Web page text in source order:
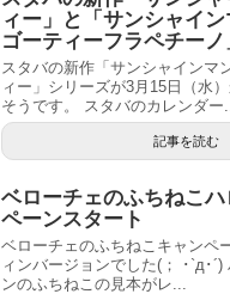
ィー」と「サンシャイ
ゴーティーフラペチーノ
スタバの新作「サンシャインマ
ィー」シリーズが3月15日（水
そうです。 スタバのカレンダー...
記事を読む
ベローチェのふちねこ
ペーンスタート
ベローチェのふちねこキャンペ
ィンバージョンでした(； ･`д･´)
ンのふちねこの見本がレ...